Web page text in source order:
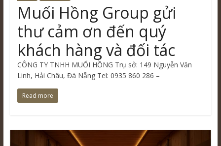
Muối Hồng Group gửi
thư cảm ơn đến quý
khách hàng và đối tác
CÔNG TY TNHH MUỐI HỒNG Trụ sở: 149 Nguyễn Văn
Linh, Hải Châu, Đà Nẵng Tel: 0935 860 286 –
Read more